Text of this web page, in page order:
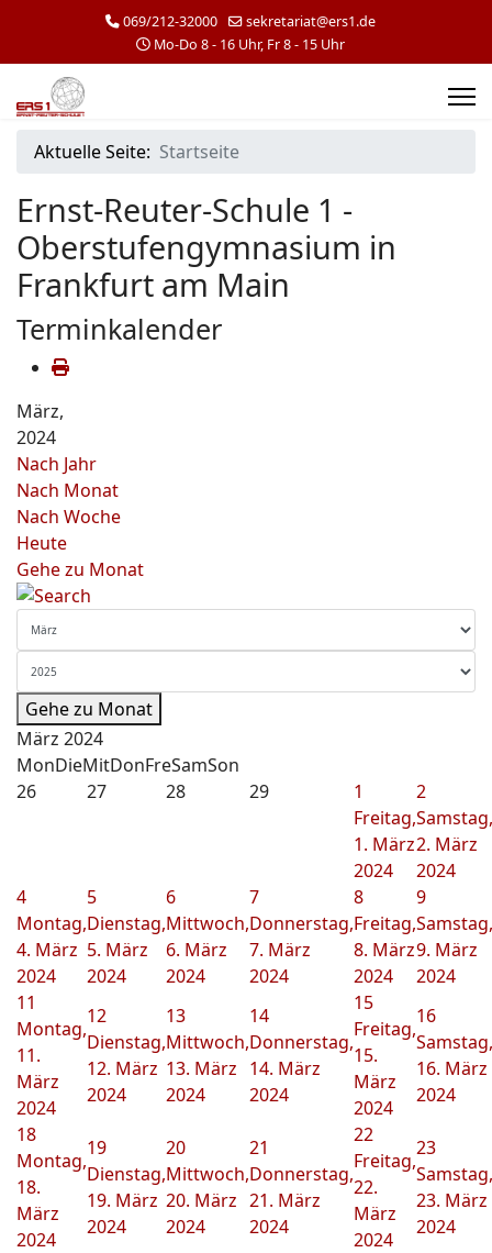
069/212-32000
sekretariat@ers1.de
Mo-Do 8 - 16 Uhr, Fr 8 - 15 Uhr
Aktuelle Seite: Startseite
Ernst-Reuter-Schule 1 -
Oberstufengymnasium in
Frankfurt am Main
Terminkalender
März,
2024
Nach Jahr
Nach Monat
Nach Woche
Heute
Gehe zu Monat
Gehe zu Monat
März 2024
MonDieMitDonFreSamSon
26
27 28 29
1
Freitag,
1. März
2024
2
Samstag,
2. März
2024
4
Montag,
4. März
2024
5
Dienstag,
5. März
2024
6
Mittwoch,
6. März
2024
7
Donnerstag,
7. März
2024
8
Freitag,
8. März
2024
9
Samstag,
9. März
2024
11
Montag,
11.
März
2024
12
Dienstag,
12. März
2024
13
Mittwoch,
13. März
2024
14
Donnerstag,
14. März
2024
15
Freitag,
15.
März
2024
16
Samstag,
16. März
2024
18
Montag,
18.
März
2024
19
Dienstag,
19. März
2024
20
Mittwoch,
20. März
2024
21
Donnerstag,
21. März
2024
22
Freitag,
22.
März
2024
23
Samstag,
23. März
2024